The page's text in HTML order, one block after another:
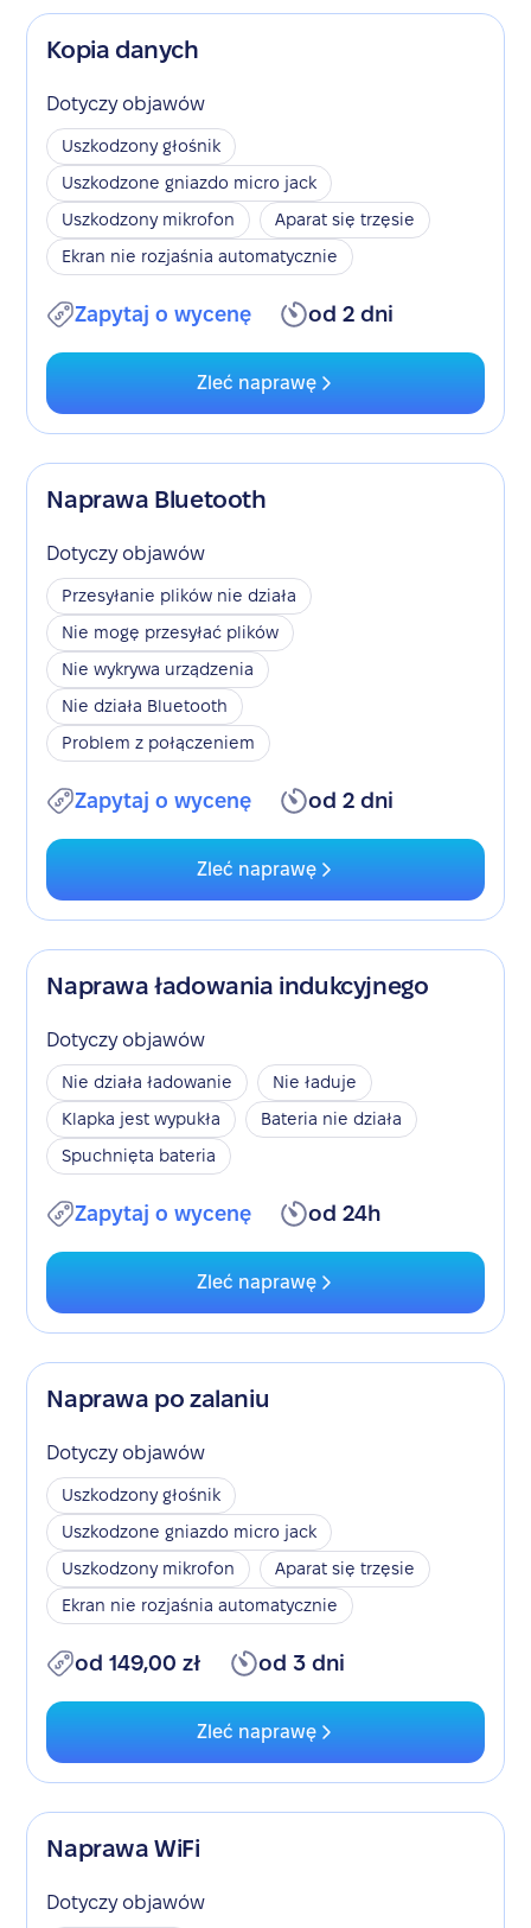
Kopia danych
Dotyczy objawów
Uszkodzony głośnik
Uszkodzone gniazdo micro jack
Uszkodzony mikrofon
Aparat się trzęsie
Ekran nie rozjaśnia automatycznie
Zapytaj o wycenę od 2 dni
Zleć naprawę
Naprawa Bluetooth
Dotyczy objawów
Przesyłanie plików nie działa
Nie mogę przesyłać plików
Nie wykrywa urządzenia
Nie działa Bluetooth
Problem z połączeniem
Zapytaj o wycenę od 2 dni
Zleć naprawę
Naprawa ładowania indukcyjnego
Dotyczy objawów
Nie działa ładowanie
Nie ładuje
Klapka jest wypukła
Bateria nie działa
Spuchnięta bateria
Zapytaj o wycenę od 24h
Zleć naprawę
Naprawa po zalaniu
Dotyczy objawów
Uszkodzony głośnik
Uszkodzone gniazdo micro jack
Uszkodzony mikrofon
Aparat się trzęsie
Ekran nie rozjaśnia automatycznie
od 149,00 zł od 3 dni
Zleć naprawę
Naprawa WiFi
Dotyczy objawów